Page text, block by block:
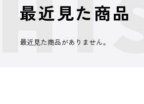
最近見た商品
最近見た商品がありません。